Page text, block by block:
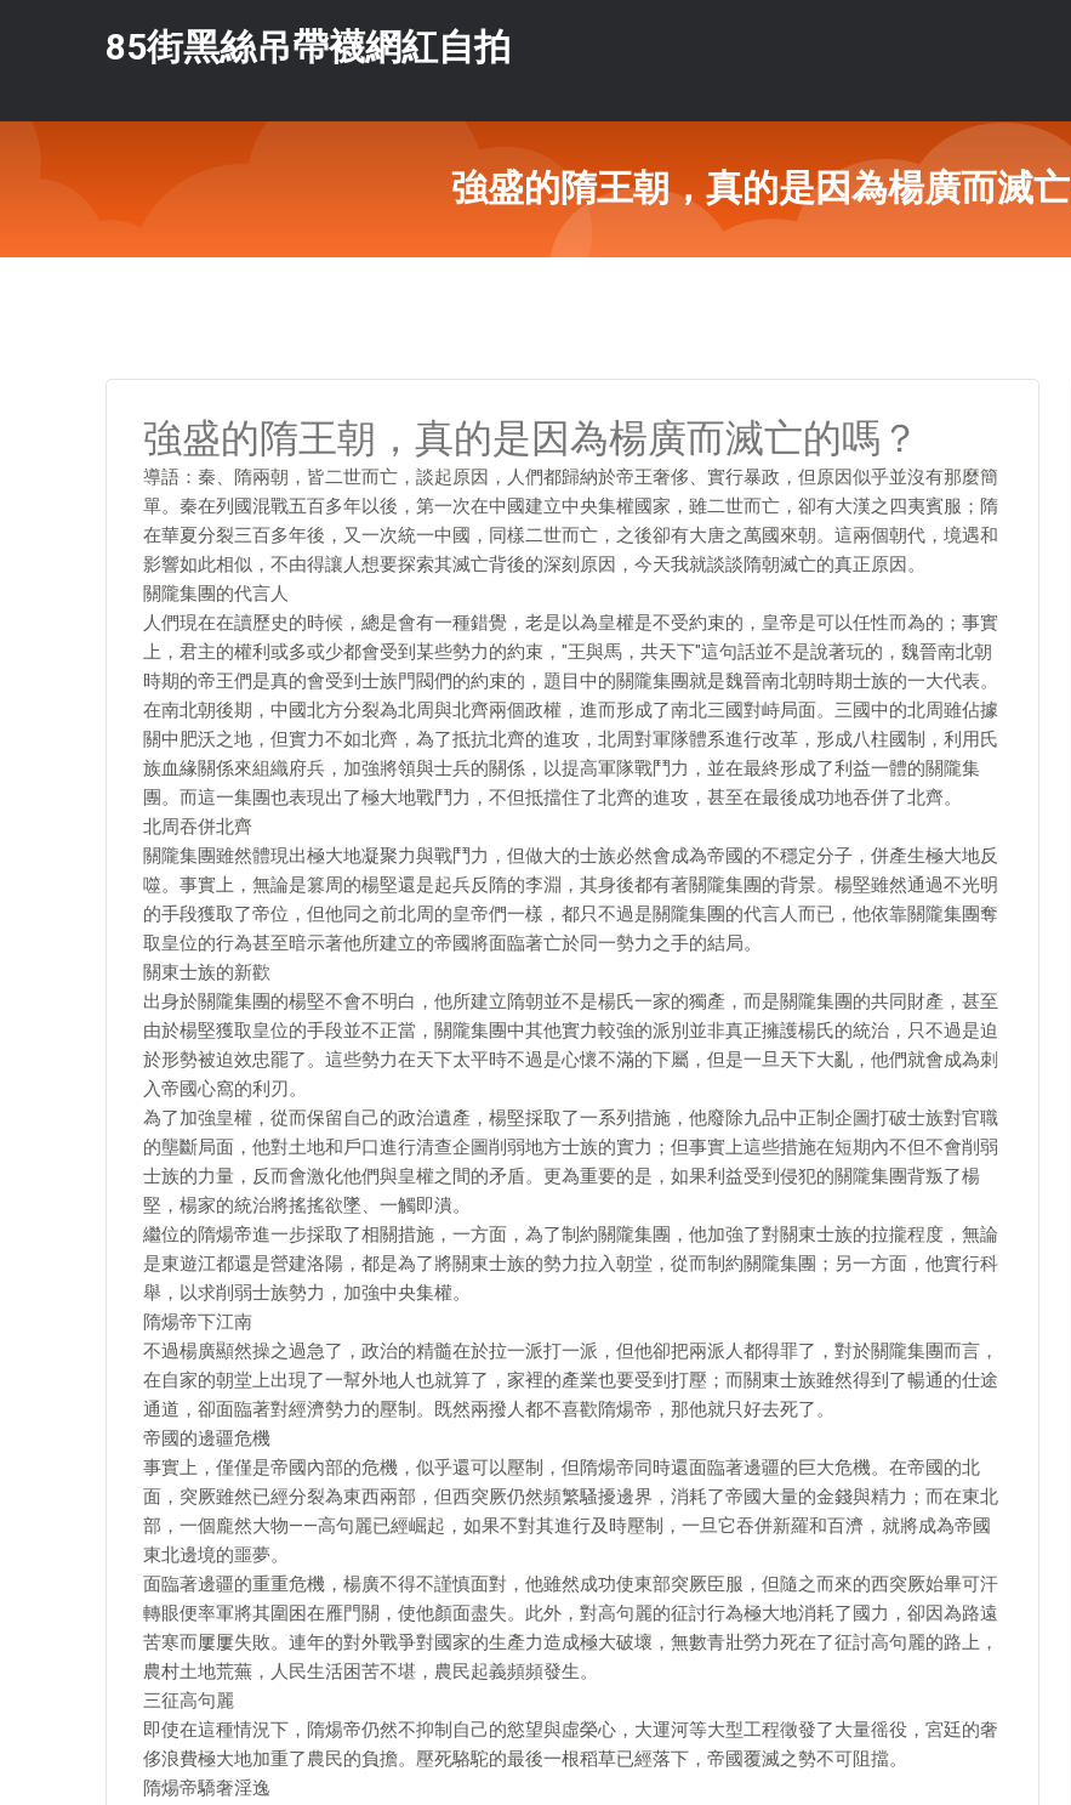
85街黑絲吊帶襪網紅自拍
強盛的隋王朝，真的是因為楊廣而滅
強盛的隋王朝，真的是因為楊廣而滅亡的嗎？
導語：秦、隋兩朝，皆二世而亡，談起原因，人們都歸納於帝王奢侈、實行暴政，但原因似乎並沒有那麼簡
單。秦在列國混戰五百多年以後，第一次在中國建立中央集權國家，雖二世而亡，卻有大漢之四夷賓服；隋
在華夏分裂三百多年後，又一次統一中國，同樣二世而亡，之後卻有大唐之萬國來朝。這兩個朝代，境遇和
影響如此相似，不由得讓人想要探索其滅亡背後的深刻原因，今天我就談談隋朝滅亡的真正原因。
關隴集團的代言人
人們現在在讀歷史的時候，總是會有一種錯覺，老是以為皇權是不受約束的，皇帝是可以任性而為的；事實
上，君主的權利或多或少都會受到某些勢力的約束，"王與馬，共天下"這句話並不是說著玩的，魏晉南北朝
時期的帝王們是真的會受到士族門閥們的約束的，題目中的關隴集團就是魏晉南北朝時期士族的一大代表。
在南北朝後期，中國北方分裂為北周與北齊兩個政權，進而形成了南北三國對峙局面。三國中的北周雖佔據
關中肥沃之地，但實力不如北齊，為了抵抗北齊的進攻，北周對軍隊體系進行改革，形成八柱國制，利用氏
族血緣關係來組織府兵，加強將領與士兵的關係，以提高軍隊戰鬥力，並在最終形成了利益一體的關隴集
團。而這一集團也表現出了極大地戰鬥力，不但抵擋住了北齊的進攻，甚至在最後成功地吞併了北齊。
北周吞併北齊
關隴集團雖然體現出極大地凝聚力與戰鬥力，但做大的士族必然會成為帝國的不穩定分子，併產生極大地反
噬。事實上，無論是篡周的楊堅還是起兵反隋的李淵，其身後都有著關隴集團的背景。楊堅雖然通過不光明
的手段獲取了帝位，但他同之前北周的皇帝們一樣，都只不過是關隴集團的代言人而已，他依靠關隴集團奪
取皇位的行為甚至暗示著他所建立的帝國將面臨著亡於同一勢力之手的結局。
關東士族的新歡
出身於關隴集團的楊堅不會不明白，他所建立隋朝並不是楊氏一家的獨產，而是關隴集團的共同財產，甚至
由於楊堅獲取皇位的手段並不正當，關隴集團中其他實力較強的派別並非真正擁護楊氏的統治，只不過是迫
於形勢被迫效忠罷了。這些勢力在天下太平時不過是心懷不滿的下屬，但是一旦天下大亂，他們就會成為刺
入帝國心窩的利刃。
為了加強皇權，從而保留自己的政治遺產，楊堅採取了一系列措施，他廢除九品中正制企圖打破士族對官職
的壟斷局面，他對土地和戶口進行清查企圖削弱地方士族的實力；但事實上這些措施在短期內不但不會削弱
士族的力量，反而會激化他們與皇權之間的矛盾。更為重要的是，如果利益受到侵犯的關隴集團背叛了楊
堅，楊家的統治將搖搖欲墜、一觸即潰。
繼位的隋煬帝進一步採取了相關措施，一方面，為了制約關隴集團，他加強了對關東士族的拉攏程度，無論
是東遊江都還是營建洛陽，都是為了將關東士族的勢力拉入朝堂，從而制約關隴集團；另一方面，他實行科
舉，以求削弱士族勢力，加強中央集權。
隋煬帝下江南
不過楊廣顯然操之過急了，政治的精髓在於拉一派打一派，但他卻把兩派人都得罪了，對於關隴集團而言，
在自家的朝堂上出現了一幫外地人也就算了，家裡的產業也要受到打壓；而關東士族雖然得到了暢通的仕途
通道，卻面臨著對經濟勢力的壓制。既然兩撥人都不喜歡隋煬帝，那他就只好去死了。
帝國的邊疆危機
事實上，僅僅是帝國內部的危機，似乎還可以壓制，但隋煬帝同時還面臨著邊疆的巨大危機。在帝國的北
面，突厥雖然已經分裂為東西兩部，但西突厥仍然頻繁騷擾邊界，消耗了帝國大量的金錢與精力；而在東北
部，一個龐然大物——高句麗已經崛起，如果不對其進行及時壓制，一旦它吞併新羅和百濟，就將成為帝國
東北邊境的噩夢。
面臨著邊疆的重重危機，楊廣不得不謹慎面對，他雖然成功使東部突厥臣服，但隨之而來的西突厥始畢可汗
轉眼便率軍將其圍困在雁門關，使他顏面盡失。此外，對高句麗的征討行為極大地消耗了國力，卻因為路遠
苦寒而屢屢失敗。連年的對外戰爭對國家的生產力造成極大破壞，無數青壯勞力死在了征討高句麗的路上，
農村土地荒蕪，人民生活困苦不堪，農民起義頻頻發生。
三征高句麗
即使在這種情況下，隋煬帝仍然不抑制自己的慾望與虛榮心，大運河等大型工程徵發了大量徭役，宮廷的奢
侈浪費極大地加重了農民的負擔。壓死駱駝的最後一根稻草已經落下，帝國覆滅之勢不可阻擋。
隋煬帝驕奢淫逸